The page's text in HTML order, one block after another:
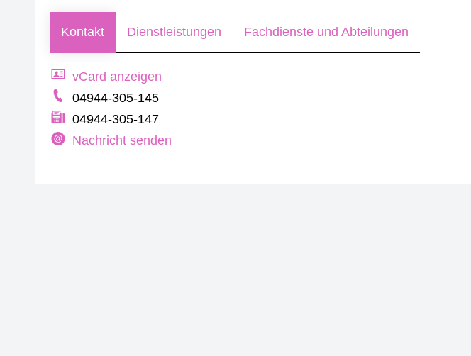
Kontakt Dienstleistungen Fachdienste und Abteilungen
vCard anzeigen
04944-305-145
04944-305-147
Nachricht senden